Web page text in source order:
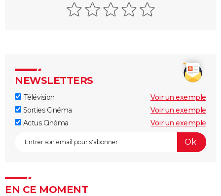
NEWSLETTERS
Télévision
Voir un exemple
Sorties Cinéma
Voir un exemple
Actus Cinéma
Voir un exemple
EN CE MOMENT